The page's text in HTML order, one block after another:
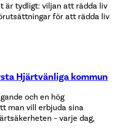
är tydligt: viljan att rädda liv
för att rädda liv
Hjärtvänliga kommun
och en hög
man vill erbjuda sina
– varje dag,